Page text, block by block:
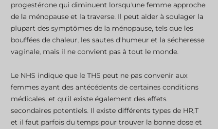
progestérone qui diminuent lorsqu'une femme approche
de la ménopause et la traverse. Il peut aider à soulager la
plupart des symptômes de la ménopause, tels que les
bouffées de chaleur, les sautes d'humeur et la sécheresse
vaginale, mais il ne convient pas à tout le monde.
Le NHS indique que le THS peut ne pas convenir aux
femmes ayant des antécédents de certaines conditions
médicales, et qu'il existe également des effets
secondaires potentiels. Il existe différents types de HR,T
et il faut parfois du temps pour trouver la bonne dose et